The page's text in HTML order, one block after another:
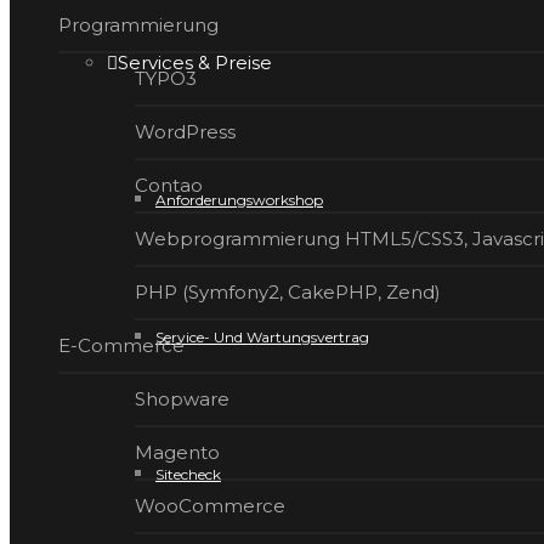
Services & Preise
Anforderungsworkshop
Service- Und Wartungsvertrag
Sitecheck
Program­mierung
TYPO3
WordPress
Contao
Webprogrammierung HTML5/CSS3,
PHP (Symfony2, CakePHP, Zend)
E-Com­merce
Shopware
Magento
WooCommerce